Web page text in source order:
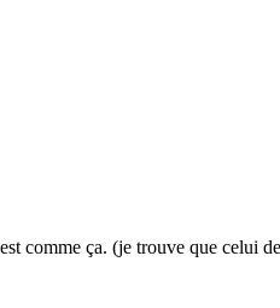
comme ça. (je trouve que celui